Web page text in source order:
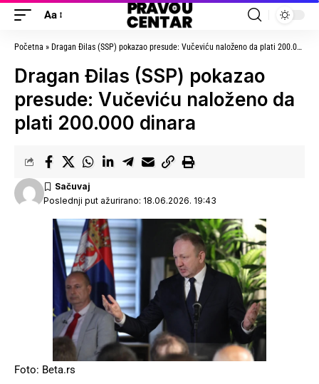
Aa
Početna » Dragan Đilas (SSP) pokazao presude: Vučeviću naloženo da plati 200.000 dinara
Dragan Đilas (SSP) pokazao
presude: Vučeviću naloženo da
plati 200.000 dinara
Poslednji put ažurirano: 18.06.2026. 19:43
Foto: Beta.rs